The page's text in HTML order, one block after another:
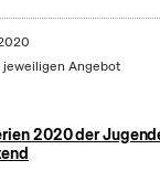
jeweiligen Angebot
2020 der